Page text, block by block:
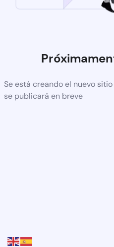
Se está creando el nuevo
se publicará en breve